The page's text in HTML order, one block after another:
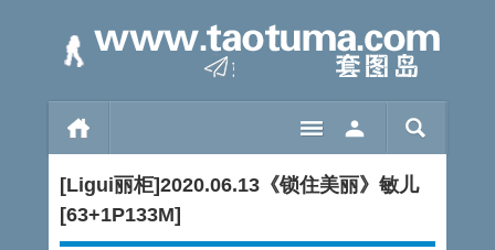
[Ligui丽柜]2020.06.13《锁住美丽》敏儿
[63+1P133M]